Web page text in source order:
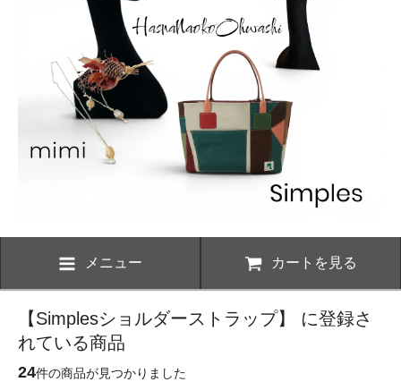
メニュー カートを見る
【Simplesショルダーストラップ】 に登録さ
れている商品
24件の商品が見つかりました